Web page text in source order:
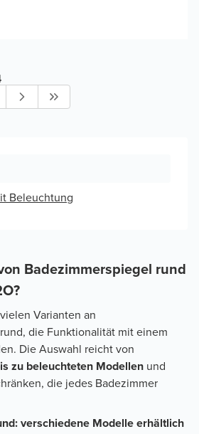
Beleuchtung
Badezimmerspiegel rund
Varianten an
die Funktionalität mit einem
Die Auswahl reicht von
zu beleuchteten Modellen und
die jedes Badezimmer
verschiedene Modelle erhältlich